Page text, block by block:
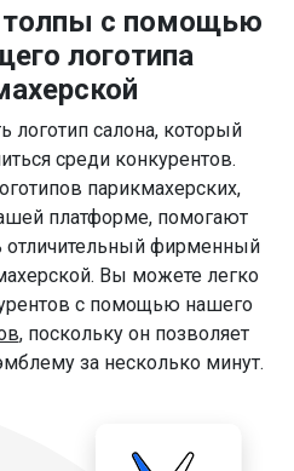
толпы с помощью
логотипа
логотип салона, который
среди конкурентов.
парикмахерских,
платформе, помогают
отличительный фирменный
Вы можете легко
с помощью нашего
, поскольку он позволяет
за несколько минут.